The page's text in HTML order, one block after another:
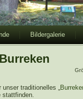
Bildergalerie
traditionelles „
stattfinden.